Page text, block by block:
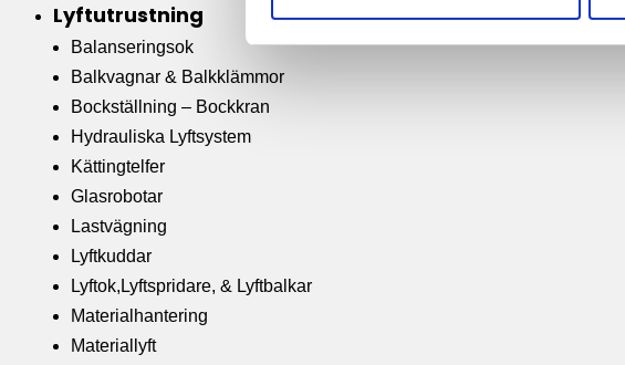
s
a
l
Lyftutrustning
Balanseringsok
Balkvagnar & Balkklämmor
Bockställning – Bockkran
Hydrauliska Lyftsystem
Kättingtelfer
Glasrobotar
Lastvägning
Lyftkuddar
Lyftok,Lyftspridare, & Lyftbalkar
Materialhantering
Materiallyft